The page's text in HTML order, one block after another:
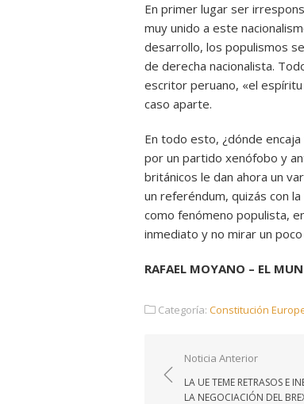
En primer lugar ser
muy unido a este
desarrollo, los populismos
de derecha nacionalista.
escritor peruano, «el
caso aparte.
En todo esto, ¿dónde
por un partido xenófobo y
británicos le dan ahora un
un referéndum, quizás con
como fenómeno populista,
inmediato y no mirar un poco
RAFAEL MOYANO – EL
Categoría: Constitución
Navegación
de
entradas
Noticia Anterior
LA UE TEME RETRASOS E
LA NEGOCIACIÓN DEL